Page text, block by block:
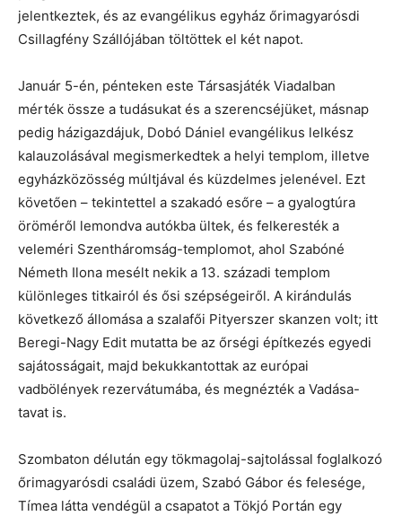
jelentkeztek, és az evangélikus egyház őrimagyarósdi
Csillagfény Szállójában töltöttek el két napot.
Január 5-én, pénteken este Társasjáték Viadalban
mérték össze a tudásukat és a szerencséjüket, másnap
pedig házigazdájuk, Dobó Dániel evangélikus lelkész
kalauzolásával megismerkedtek a helyi templom, illetve
egyházközösség múltjával és küzdelmes jelenével. Ezt
követően – tekintettel a szakadó esőre – a gyalogtúra
öröméről lemondva autókba ültek, és felkeresték a
veleméri Szentháromság-templomot, ahol Szabóné
Németh Ilona mesélt nekik a 13. századi templom
különleges titkairól és ősi szépségeiről. A kirándulás
következő állomása a szalafői Pityerszer skanzen volt; itt
Beregi-Nagy Edit mutatta be az őrségi építkezés egyedi
sajátosságait, majd bekukkantottak az európai
vadbölények rezervátumába, és megnézték a Vadása-
tavat is.
Szombaton délután egy tökmagolaj-sajtolással foglalkozó
őrimagyarósdi családi üzem, Szabó Gábor és felesége,
Tímea látta vendégül a csapatot a Tökjó Portán egy